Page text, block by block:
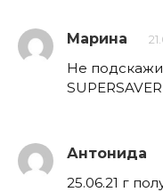
Марина
Не
SUPERSAVER
Антонида
25.06.21 г